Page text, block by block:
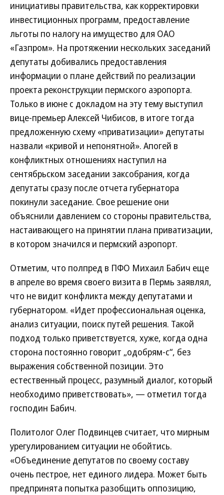
инициативы правительства, как корректировки
инвестиционных программ, предоставление
льготы по налогу на имущество для ОАО
«Газпром». На протяжении нескольких заседаний
депутаты добивались предоставления
информации о плане действий по реализации
проекта реконструкции пермского аэропорта.
Только в июне с докладом на эту тему выступил
вице-премьер Алексей Чибисов, в итоге тогда
предложенную схему «приватизации» депутаты
назвали «кривой и непонятной». Апогей в
конфликтных отношениях наступил на
сентябрьском заседании заксобрания, когда
депутаты сразу после отчета губернатора
покинули заседание. Свое решение они
объяснили давлением со стороны правительства,
настаивающего на принятии плана приватизации,
в котором значился и пермский аэропорт.
Отметим, что полпред в ПФО Михаил Бабич еще
в апреле во время своего визита в Пермь заявлял,
что не видит конфликта между депутатами и
губернатором. «Идет профессиональная оценка,
анализ ситуации, поиск путей решения. Такой
подход только приветствуется, хуже, когда одна
сторона постоянно говорит „одобрям-с“, без
выражения собственной позиции. Это
естественный процесс, разумный диалог, который
необходимо приветствовать», — отметил тогда
господин Бабич.
Политолог Олег Подвинцев считает, что мирным
урегулированием ситуации не обойтись.
«Объединение депутатов по своему составу
очень пестрое, нет единого лидера. Может быть
предпринята попытка раз­общить оппозицию,